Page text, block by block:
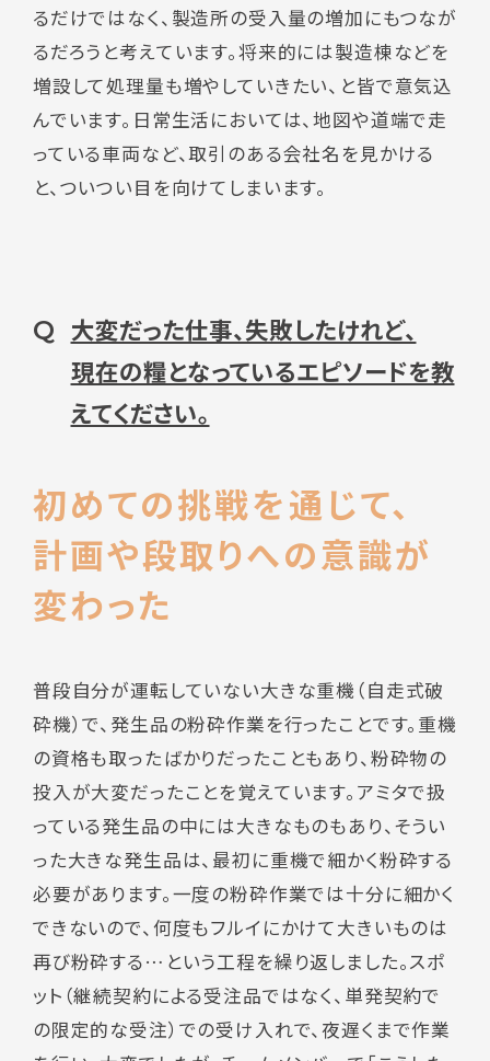
るだけではなく、製造所の受入量の増加にもつなが
るだろうと考えています。将来的には製造棟などを
増設して処理量も増やしていきたい、と皆で意気込
んでいます。日常生活においては、地図や道端で走
っている車両など、取引のある会社名を見かける
と、ついつい目を向けてしまいます。
Q 大変だった仕事、失敗したけれど、
現在の糧となっているエピソードを教
えてください。
初めての挑戦を通じて、
計画や段取りへの意識が
変わった
普段自分が運転していない大きな重機（自走式破
砕機）で、発生品の粉砕作業を行ったことです。重機
の資格も取ったばかりだったこともあり、粉砕物の
投入が大変だったことを覚えています。アミタで扱
っている発生品の中には大きなものもあり、そうい
った大きな発生品は、最初に重機で細かく粉砕する
必要があります。一度の粉砕作業では十分に細かく
できないので、何度もフルイにかけて大きいものは
再び粉砕する…という工程を繰り返しました。スポ
ット（継続契約による受注品ではなく、単発契約で
の限定的な受注）での受け入れで、夜遅くまで作業